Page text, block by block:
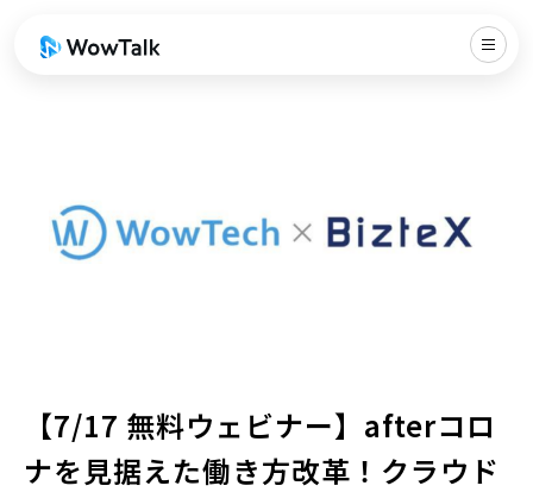
【7/17 無料ウェビナー】afterコロ
ナを見据えた働き方改革！クラウド